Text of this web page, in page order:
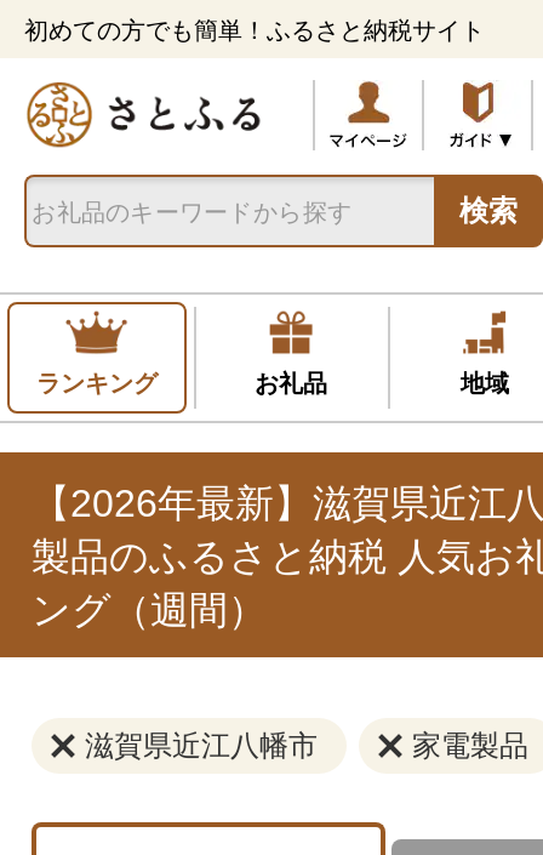
初めての方でも簡単！ふるさと納税サイト
検索
ランキング お礼品 地域
【2026年最新】滋賀県近江
製品のふるさと納税 人気お
ング（週間）
滋賀県近江八幡市 家電製品